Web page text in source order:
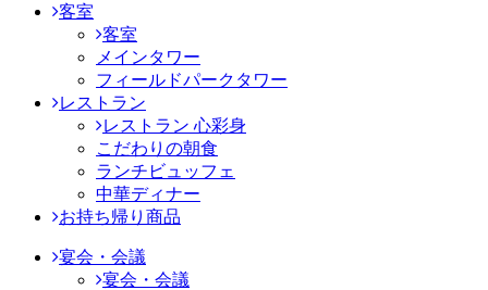
客室
客室
メインタワー
フィールドパークタワー
レストラン
レストラン 心彩身
こだわりの朝食
ランチビュッフェ
中華ディナー
お持ち帰り商品
宴会・会議
宴会・会議